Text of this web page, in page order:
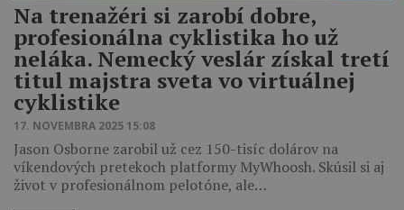
Na trenažéri si zarobí dobre,
profesionálna cyklistika ho už
neláka. Nemecký veslár získal tretí
titul majstra sveta vo virtuálnej
cyklistike
17. NOVEMBRA 2025 15:08
Jason Osborne zarobil už cez 150-tisíc dolárov na
víkendových pretekoch platformy MyWhoosh. Skúsil si aj
život v profesionálnom pelotóne, ale…